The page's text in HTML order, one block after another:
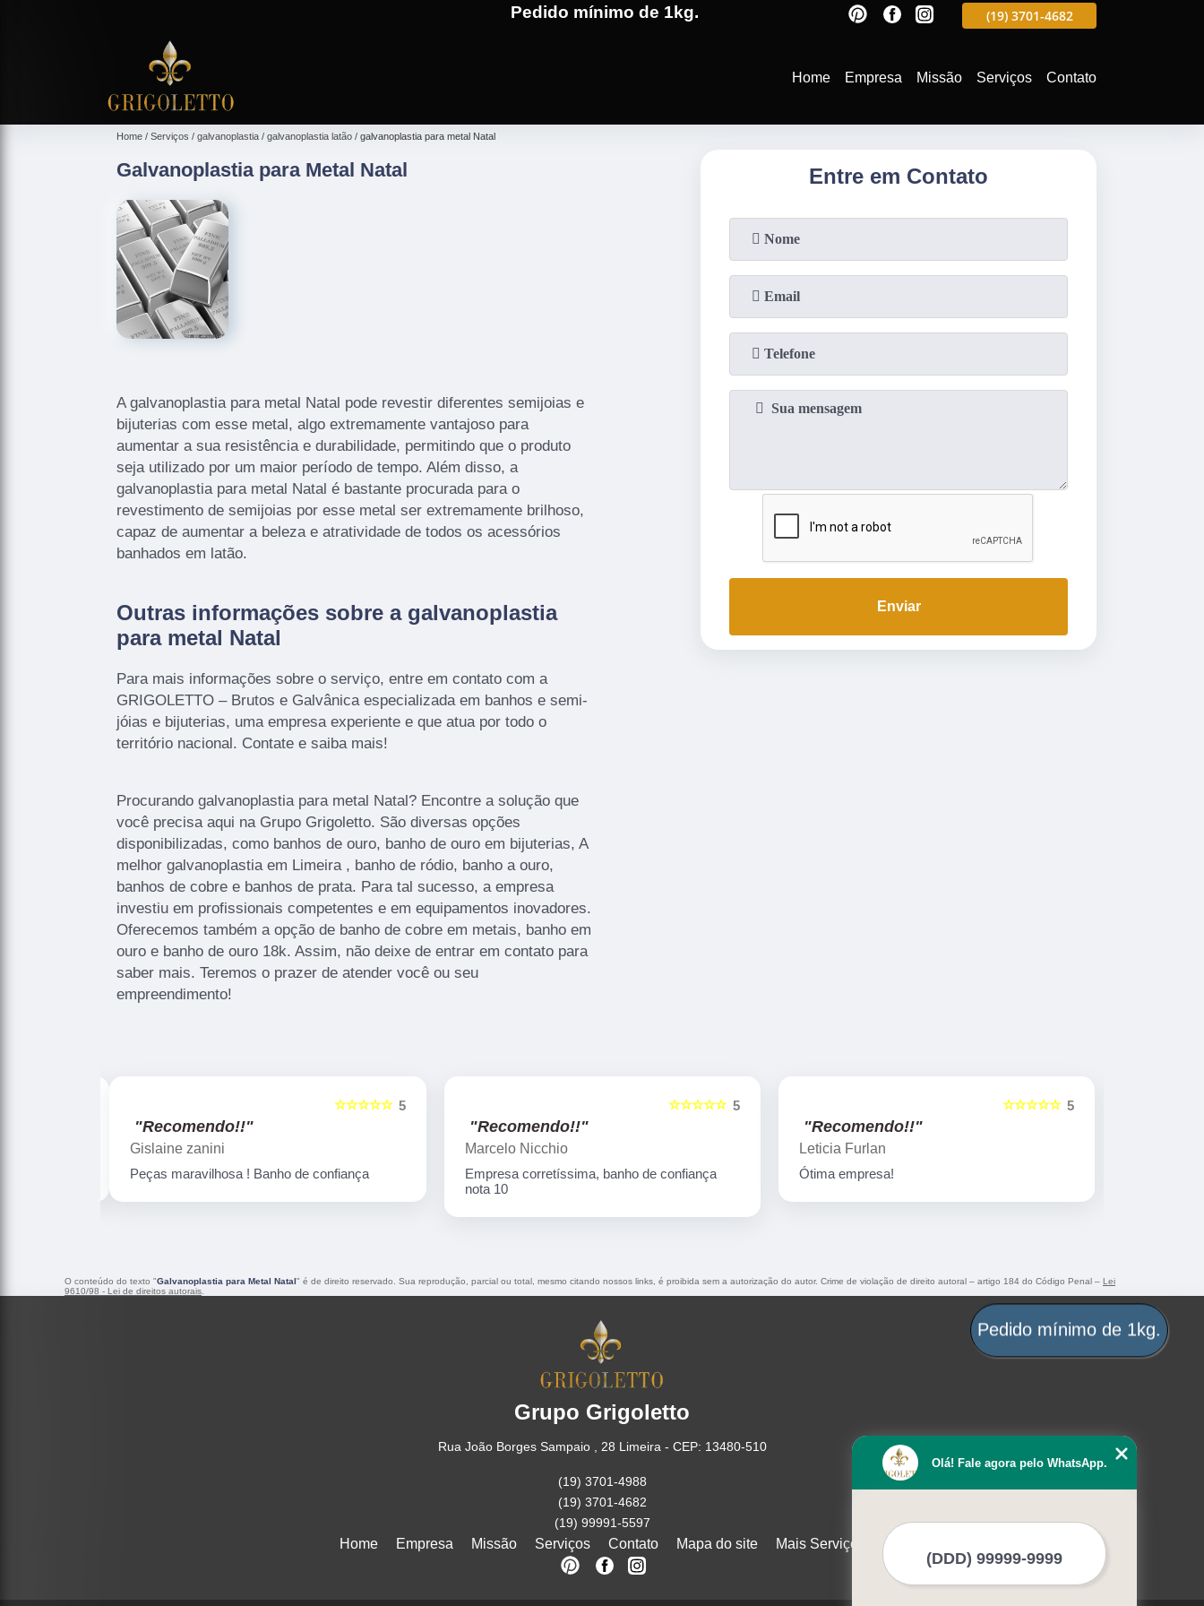
Pedido mínimo de 1kg.
(19)3701-4682 (19) 3701-4988 (19) 3701-4682
Home Empresa Missão Serviços Contato
Home Serviços galvanoplastia galvanoplastia latão galvanoplastia para metal Natal
Galvanoplastia para Metal Natal
A galvanoplastia para metal Natal pode revestir diferentes semijoias e
bijuterias com esse metal, algo extremamente vantajoso para
aumentar a sua resistência e durabilidade, permitindo que o produto
seja utilizado por um maior período de tempo. Além disso, a
galvanoplastia para metal Natal é bastante procurada para o
revestimento de semijoias por esse metal ser extremamente brilhoso,
capaz de aumentar a beleza e atratividade de todos os acessórios
banhados em latão.
Outras informações sobre a galvanoplastia
para metal Natal
Para mais informações sobre o serviço, entre em contato com a
GRIGOLETTO – Brutos e Galvânica especializada em banhos e semi-
jóias e bijuterias, uma empresa experiente e que atua por todo o
território nacional. Contate e saiba mais!
Procurando galvanoplastia para metal Natal? Encontre a solução que
você precisa aqui na Grupo Grigoletto. São diversas opções
disponibilizadas, como banhos de ouro, banho de ouro em bijuterias, A
melhor galvanoplastia em Limeira , banho de ródio, banho a ouro,
banhos de cobre e banhos de prata. Para tal sucesso, a empresa
investiu em profissionais competentes e em equipamentos inovadores.
Oferecemos também a opção de banho de cobre em metais, banho em
ouro e banho de ouro 18k. Assim, não deixe de entrar em contato para
saber mais. Teremos o prazer de atender você ou seu
empreendimento!
Entre em Contato
Enviar
5
☆☆☆☆☆
"Recomendo!!"
Gislaine zanini
Peças maravilhosa ! Banho de confiança
5
☆☆☆☆☆
"Recomendo!!"
Marcelo Nicchio
Empresa corretíssima, banho de confiança
nota 10
5
☆☆☆☆☆
"Recomendo!!"
Leticia Furlan
Ótima empresa!
O conteúdo do texto "Galvanoplastia para Metal Natal" é de direito reservado. Sua reprodução, parcial ou total, mesmo citando nossos links, é proibida sem a autorização do autor. Crime de violação de direito autoral – artigo 184 do Código Penal – Lei
9610/98 - Lei de direitos autorais
Grupo Grigoletto
Rua João Borges Sampaio , 28 Limeira - CEP: 13480-510
(19) 3701-4988
(19) 3701-4682
(19) 99991-5597
Home Empresa Missão Serviços Contato Mapa do site Mais Serviços
Olá! Fale agora pelo WhatsApp.
Pedido mínimo de 1kg.